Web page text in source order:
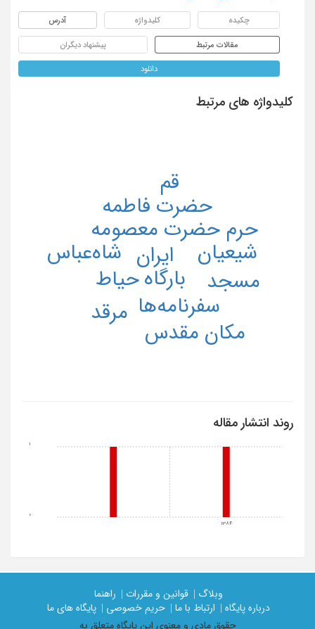
چکیده کلیدواژه آدرس
مقالات مرتبط پیشنهاد دیگران
دانلود
کلیدواژه های مرتبط
ایران
بارگاه
حرم حضرت معصومه
حضرت فاطمه
حیاط
سفرنامه‌ها
شاه‌عباس شیعیان
قم
مرقد
مسجد
مکان مقدس
روند انتشار مقاله
1384
0
1
وبلاگ | قوانین و مقررات |
راهنما
درباره پایگاه |
ارتباط با ما | حریم خصوصی |
پایگاه های ما
حقوق مادی و معنوی اين پايگاه متعلق به